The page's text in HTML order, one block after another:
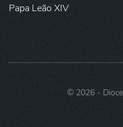
Papa Leão XIV
© 2026-